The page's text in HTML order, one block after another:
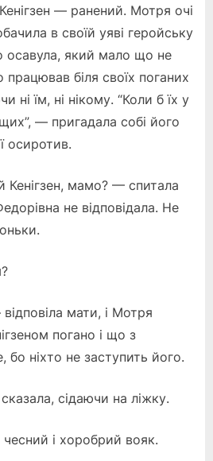
— ранений. Мотря очі
в своїй уяві геройську
осавула, який мало що не
біля своїх поганих
ні їм, ні нікому. “Коли б їх у
— пригадала собі його
осиротив.
мамо? — спитала
не відповідала. Не
мати, і Мотря
погано і що з
ніхто не заступить його.
сідаючи на ліжку.
і хоробрий вояк.